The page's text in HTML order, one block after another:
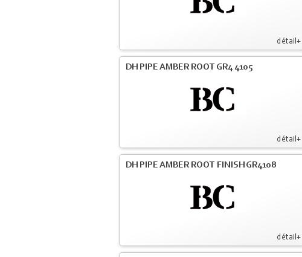
détail+
détail+
DH PIPE AMBER ROOT GR4 4105
détail+
DH PIPE AMBER ROOT FINISH GR4108